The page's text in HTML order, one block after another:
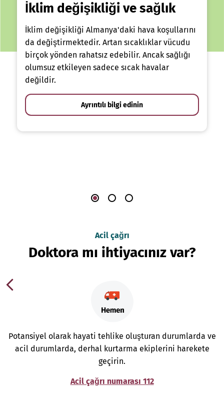
İklim değişikliği ve sağlık
İklim değişikliği Almanya'daki hava koşullarını
da değiştirmektedir. Artan sıcaklıklar vücudu
birçok yönden rahatsız edebilir. Ancak sağlığı
olumsuz etkileyen sadece sıcak havalar
değildir.
Ayrıntılı bilgi edinin
Acil çağrı
Doktora mı ihtiyacınız var?
Potansiyel olarak hayati tehlike oluşturan durumlarda ve
acil durumlarda, derhal kurtarma ekiplerini harekete
geçirin.
Acil çağrı numarası 112